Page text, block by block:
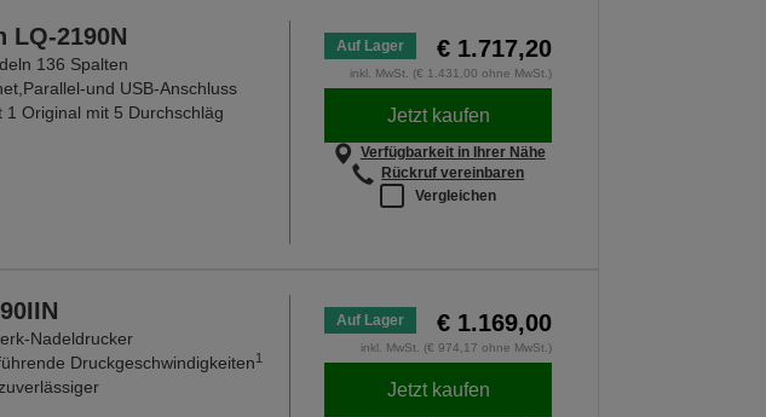
LQ-2190N
136 Spalten
und USB-Anschluss
1 Original mit 5 Durchschläg
Auf Lager € 1.717,20
inkl. MwSt. (€ 1.431,00 ohne MwSt.)
Jetzt kaufen
Verfügbarkeit in Ihrer Nähe
Rückruf vereinbaren
Vergleichen
Nadeldrucker
Druckgeschwindigkeiten1
Auf Lager € 1.169,00
inkl. MwSt. (€ 974,17 ohne MwSt.)
Jetzt kaufen